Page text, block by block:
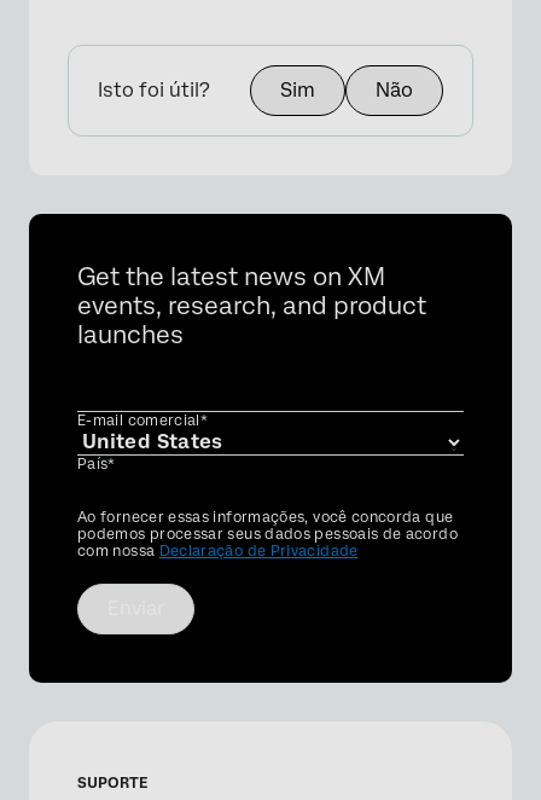
×
Isto foi útil? Sim Não
Get the latest news on XM
events, research, and product
launches
E-mail comercial*
País*
Privacy
Optin
Ao fornecer essas informações, você concorda que
podemos processar seus dados pessoais de acordo
com nossa Declaração de Privacidade
SUPORTE